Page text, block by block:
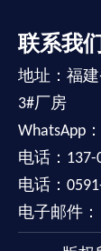
联系我们
地址：福
3#厂房
WhatsApp
电话：137-
电话：
电子邮件：